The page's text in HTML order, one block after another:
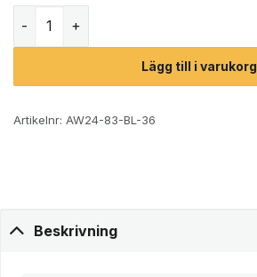
Lägg till i varukorg
Artikelnr: AW24-83-BL-36
Beskrivning